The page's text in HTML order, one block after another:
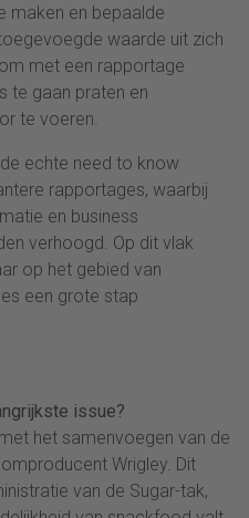
maken en bepaalde
waarde uit zich
met een rapportage
te gaan praten en
te voeren.
echte need to know
rapportages, waarbij
en business
verhoogd. Op dit vlak
op het gebied van
een grote stap
issue?
het samenvoegen van de
Wrigley. Dit
van de Sugar-tak,